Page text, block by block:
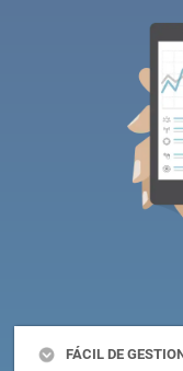
FÁCIL DE